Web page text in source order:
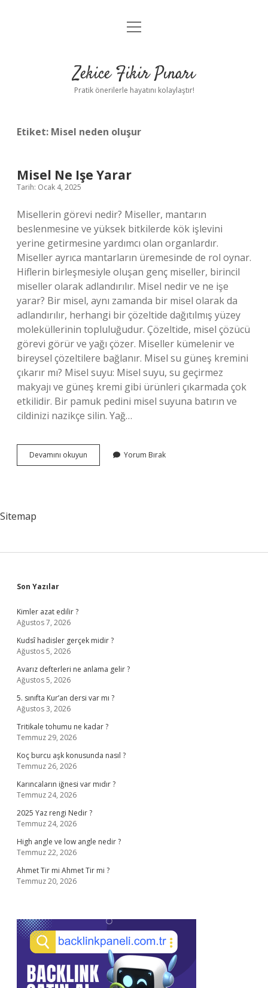
Anasayfa
Yasal Uyarı
menüyü
Zekice Fikir Pınarı
Pratik önerilerle hayatını kolaylaştır!
Etiket: Misel neden oluşur
Misel Ne Işe Yarar
Tarih: Ocak 4, 2025
Misellerin görevi nedir? Miseller, mantarın
beslenmesine ve yüksek bitkilerde kök işlevini
yerine getirmesine yardımcı olan organlardır.
Miseller ayrıca mantarların üremesinde de rol oynar.
Hiflerin birleşmesiyle oluşan genç miseller, birincil
miseller olarak adlandırılır. Misel nedir ve ne işe
yarar? Bir misel, aynı zamanda bir misel olarak da
adlandırılır, herhangi bir çözeltide dağıtılmış yüzey
moleküllerinin topluluğudur. Çözeltide, misel çözücü
görevi görür ve yağı çözer. Miseller kümelenir ve
bireysel çözeltilere bağlanır. Misel su güneş kremini
çıkarır mı? Misel suyu: Misel suyu, su geçirmez
makyajı ve güneş kremi gibi ürünleri çıkarmada çok
etkilidir. Bir pamuk pedini misel suyuna batırın ve
cildinizi nazikçe silin. Yağ…
Devamını okuyun
Ne
Yorum Bırak
Sitemap
Sidebar
Son Yazılar
Kimler azat edilir ?
Ağustos 7, 2026
Kudsî hadisler gerçek midir ?
Ağustos 5, 2026
Avarız defterleri ne anlama gelir ?
Ağustos 5, 2026
5. sınıfta Kur’an dersi var mı ?
Ağustos 3, 2026
Tritikale tohumu ne kadar ?
Temmuz 29, 2026
Koç burcu aşk konusunda nasıl ?
Temmuz 26, 2026
Karıncaların iğnesi var mıdır ?
Temmuz 24, 2026
2025 Yaz rengi Nedir ?
Temmuz 24, 2026
High angle ve low angle nedir ?
Temmuz 22, 2026
Ahmet Tir mi Ahmet Tir mi ?
Temmuz 20, 2026